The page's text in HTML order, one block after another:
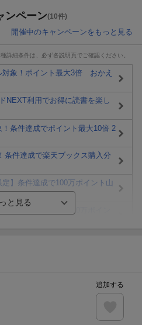
ンペーン(10件)
開催中のキャンペーンをもっと見る
詳細条件は、必ず各説明頁でご確認ください。
対象！ポイント最大3倍 おかえ
NEXT利用でお得に読書を楽し
条件達成でポイント最大10倍 2
条件達成で楽天ブックス購入分
定】条件達成で100万ポイント山
歌劇 宙組貸切公演ペアチケット
鬼滅の刃』オリジナルきんちゃく
追加する